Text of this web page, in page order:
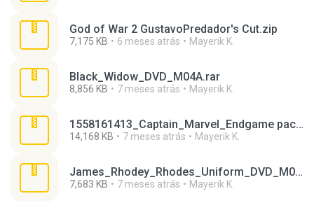
God of War 2 GustavoPredador's Cut.zip
7,175 KB 6 meses atrás Mayerik K.
Black_Widow_DVD_M04A.rar
8,856 KB 7 meses atrás Mayerik K.
1558161413_Captain_Marvel_Endgame pack.zip
14,168 KB 7 meses atrás Mayerik K.
James_Rhodey_Rhodes_Uniform_DVD_M05A.rar
7,683 KB 7 meses atrás Mayerik K.